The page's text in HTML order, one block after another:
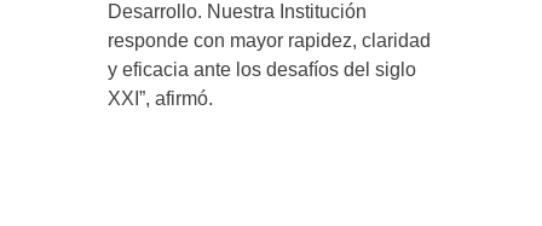
Desarrollo. Nuestra Institución
responde con mayor rapidez, claridad
y eficacia ante los desafíos del siglo
XXI”, afirmó.